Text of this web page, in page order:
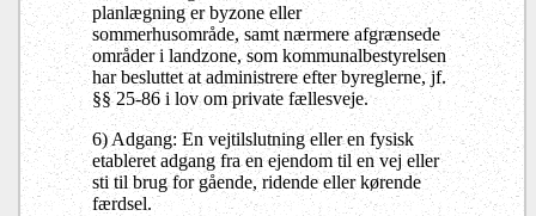
planlægning er byzone eller
sommerhusområde, samt nærmere afgrænsede
områder i landzone, som kommunalbestyrelsen
har besluttet at administrere efter byreglerne, jf.
§§ 25-86 i lov om private fællesveje.
6) Adgang: En vejtilslutning eller en fysisk
etableret adgang fra en ejendom til en vej eller
sti til brug for gående, ridende eller kørende
færdsel.